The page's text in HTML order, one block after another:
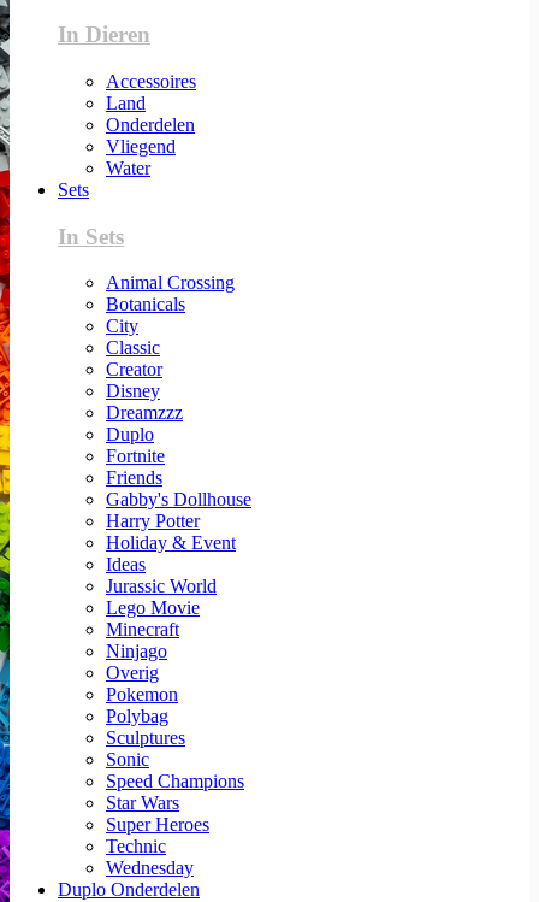
In Dieren
Accessoires
Land
Onderdelen
Vliegend
Water
Sets
In Sets
Animal Crossing
Botanicals
City
Classic
Creator
Disney
Dreamzzz
Duplo
Fortnite
Friends
Gabby's Dollhouse
Harry Potter
Holiday & Event
Ideas
Jurassic World
Lego Movie
Minecraft
Ninjago
Overig
Pokemon
Polybag
Sculptures
Sonic
Speed Champions
Star Wars
Super Heroes
Technic
Wednesday
Duplo Onderdelen